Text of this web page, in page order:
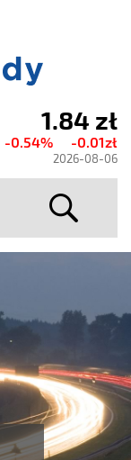
1.84 zł
-0.54% -0.01zł
2026-08-06